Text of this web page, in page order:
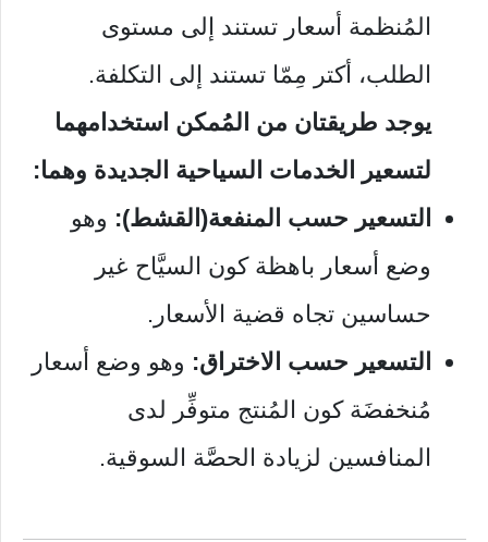
المُنظمة أسعار تستند إلى مستوى
الطلب، أكتر مِمّا تستند إلى التكلفة.
يوجد طريقتان من المُمكن استخدامهما
لتسعير الخدمات السياحية الجديدة وهما:
التسعير حسب المنفعة(القشط): وهو
وضع أسعار باهظة كون السيَّاح غير
حساسين تجاه قضية الأسعار.
التسعير حسب الاختراق: وهو وضع أسعار
مُنخفضَة كون المُنتج متوفِّر لدى
المنافسين لزيادة الحصَّة السوقية.